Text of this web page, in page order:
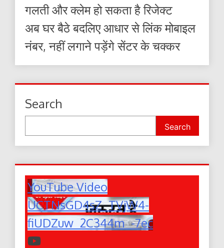
गलती और क्लेम हो सकता है रिजेक्ट
अब घर बैठे बदलिए आधार से लिंक मोबाइल
नंबर, नहीं लगाने पड़ेंगे सेंटर के चक्कर
Search
Search
YouTube Video
UCTNsGD4sZ_TVjW4-
fiUDZuw_2C344m_-7ec